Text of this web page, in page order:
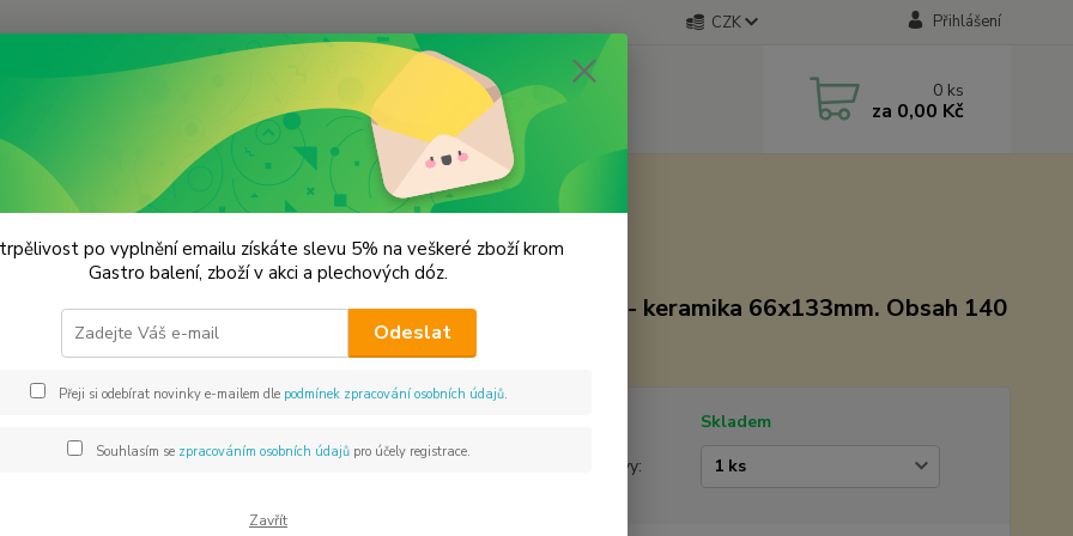
CZK Přihlášení
0 ks
za 0,00 Kč
Mlýnky na koření Mlýnek na koření -3,501090,103
na koření -3,501090,103
sklo - chrom - keramika 66x133mm. Obsah 140
Skladem
Množstevní slevy:
po vyplnění emailu získáte slevu 5% na veškeré zboží krom
Gastro balení, zboží v akci a plechových dóz.
Odeslat
Přeji si odebírat novinky e-mailem dle podmínek zpracování osobních údajů.
Souhlasím se zpracováním osobních údajůpro účely registrace.
Zavřít